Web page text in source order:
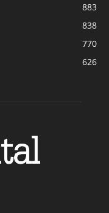
883
838
770
626